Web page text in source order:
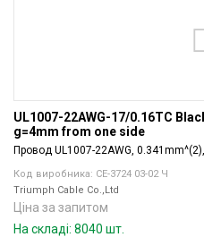
UL1007-22AWG-17/0.16TC
g=4mm from one side
Провод UL1007-22AWG,
Код виробника: СЕ-3724 03-02 Ч
Triumph Cable Co.,Ltd
Ціна за запитом
На складі: 8040 шт.